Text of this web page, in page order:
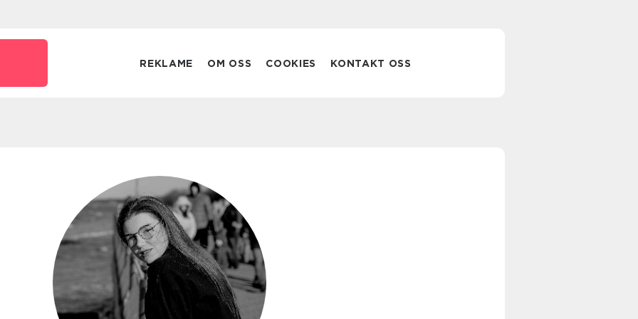
REKLAME OM OSS COOKIES KONTAKT OSS